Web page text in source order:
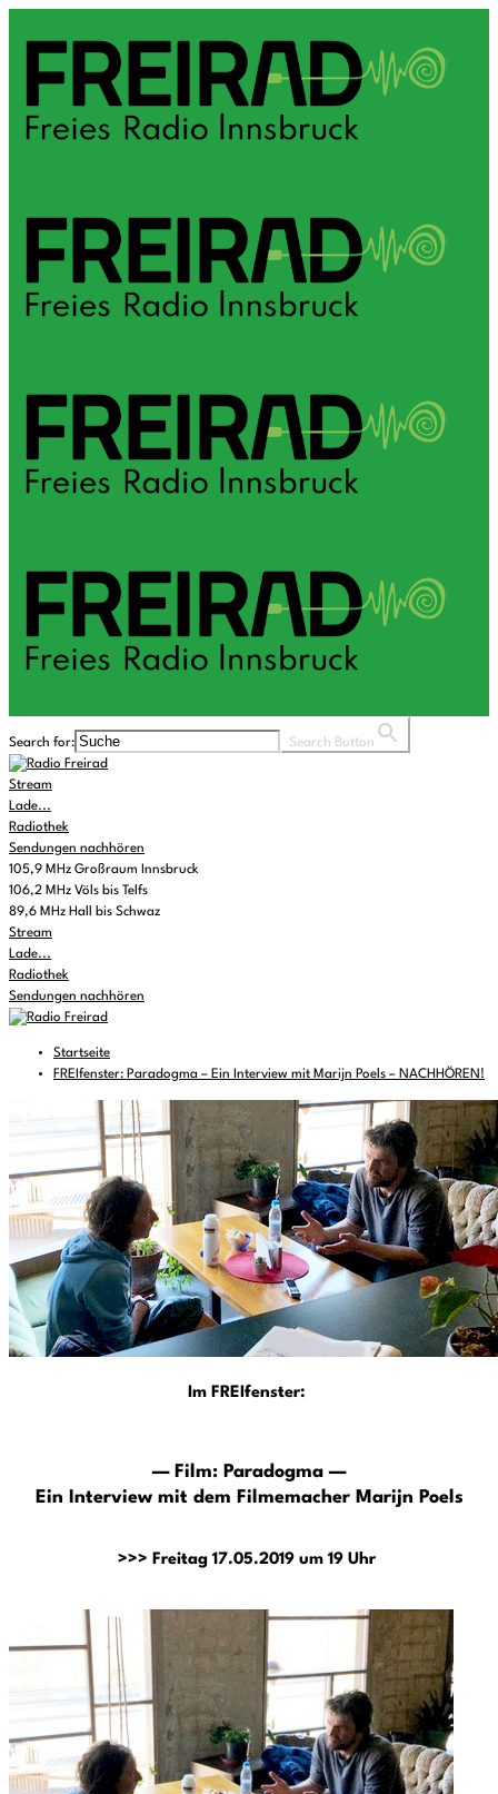
Search for: Search Button
Stream
Lade...
Radiothek
Sendungen nachhören
105,9 MHz Großraum Innsbruck
106,2 MHz Völs bis Telfs
89,6 MHz Hall bis Schwaz
Stream
Lade...
Radiothek
Sendungen nachhören
Startseite
FREIfenster: Paradogma – Ein Interview mit Marijn Poels – NACHHÖREN!
Im FREIfenster:
— Film: Paradogma —
Ein Interview mit dem Filmemacher Marijn Poels
>>> Freitag 17.05.2019 um 19 Uhr